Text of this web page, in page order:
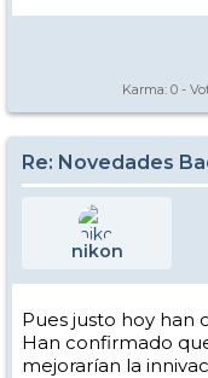
Karma: 0 -
Re: Novedades
nikon
Pues justo hoy han
Han confirmado
mejorarían la